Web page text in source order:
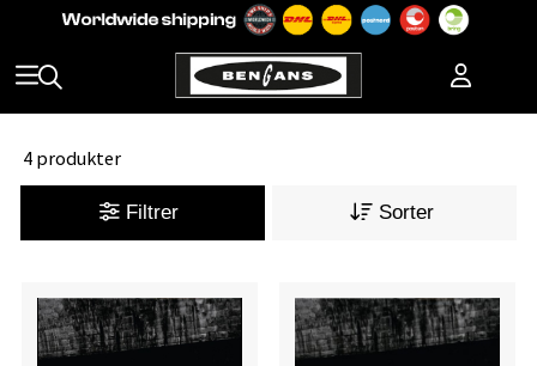
4 produkter
Filtrer Sorter